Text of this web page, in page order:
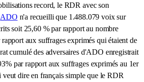
record, le RDR avec son
ADO n'a recueilli que 1.488.079 voix sur
soit 25,60 % par rapport au nombre
aux suffrages exprimés qui étaient de
cumulé des adversaires d'ADO enregistrait
par rapport aux suffrages exprimés au 1er
veut dire en français simple que le RDR